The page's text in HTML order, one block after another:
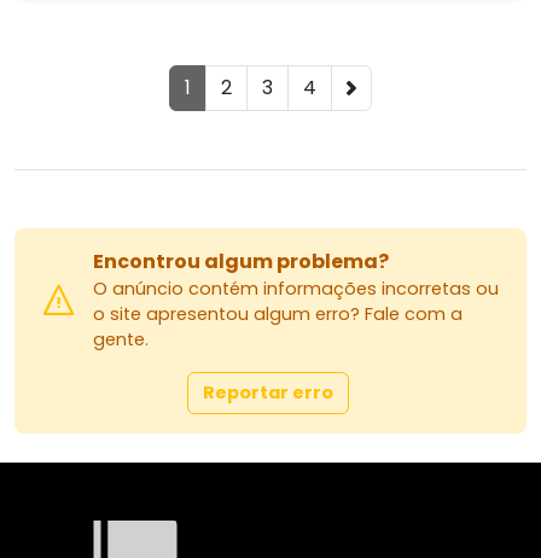
1 2 3 4
Encontrou algum problema?
O anúncio contém informações incorretas ou
o site apresentou algum erro? Fale com a
gente.
Reportar erro